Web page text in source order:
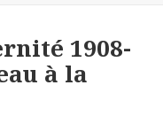
1908-
à la